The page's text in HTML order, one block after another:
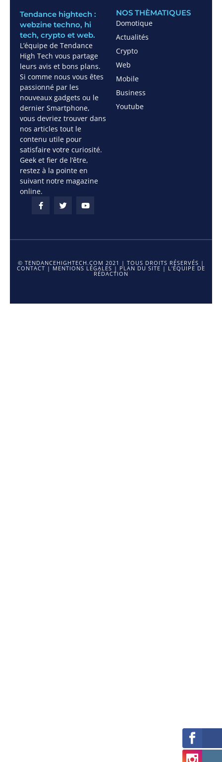
Tendance hightech :
webzine techno, hi
tech, crypto et web.
L’équipe de Tendance
High Tech vous partage
leurs avis et bons plans.
Si comme nous vous êtes
passionné par les
nouveaux gadgets ou le
dernier Smartphone,
vous devriez trouver dans
nos articles tout le
contenu utile pour
satisfaire votre curiosité.
Geek et fier de l’être,
restez à la pointe en
suivant notre magazine
online.
NOS THÈMATIQUES
Domotique
Actualités
Crypto
Web
Mobile
Business
Youtube
© TENDANCEHIGHTECH.COM 2021 | TOUS DROITS RÉSERVÉS |
CONTACT | MENTIONS LÉGALES | PLAN DU SITE | L'ÉQUIPE DE
RÉDACTION